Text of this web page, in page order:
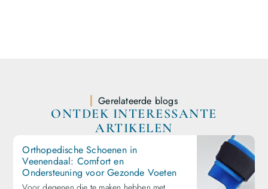
Gerelateerde blogs
ONTDEK INTERESSANTE
ARTIKELEN
Orthopedische Schoenen in
Veenendaal: Comfort en
Ondersteuning voor Gezonde Voeten